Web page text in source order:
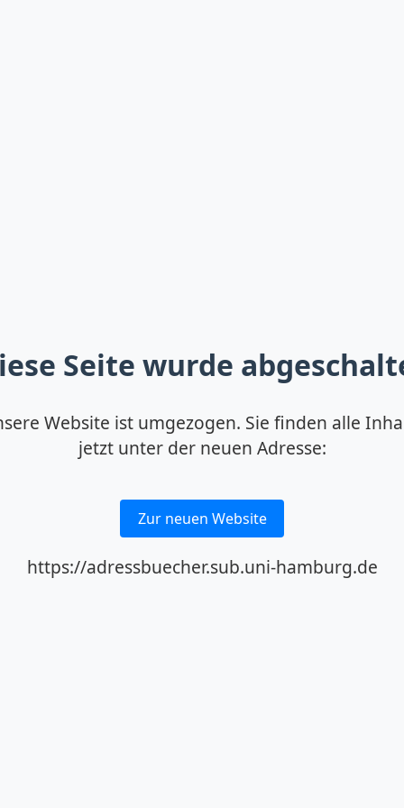
Seite wurde
Website ist umgezogen. Sie finden alle
jetzt unter der neuen Adresse:
Zur neuen Website
https://adressbuecher.sub.uni-hamburg.de